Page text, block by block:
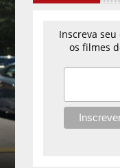
Inscreva
os filmes